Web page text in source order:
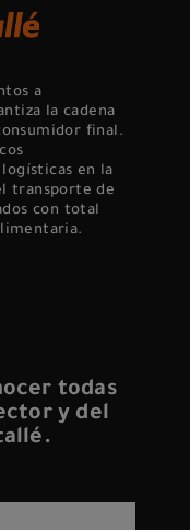
a
la cadena
final.
en la
transporte de
con total
todas
y del